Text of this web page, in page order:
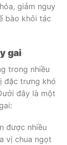
giảm nguy
bào khỏi tác
gai
trong nhiều
đặc trưng khó
đây là một
được nhiều
vị chua ngọt